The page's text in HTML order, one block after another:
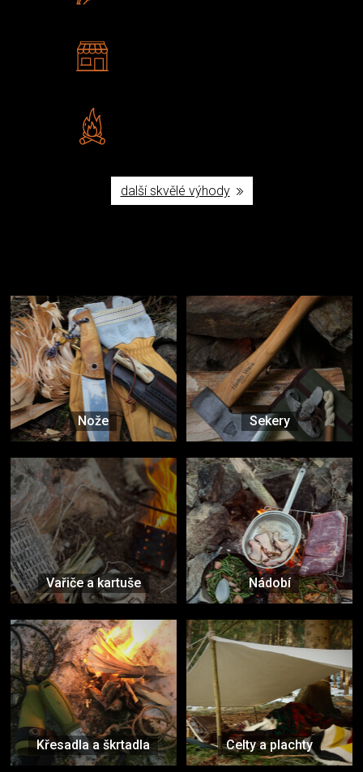
další skvělé výhody
Nože Sekery
Vařiče a kartuše Nádobí
Křesadla a škrtadla Celty a plachty